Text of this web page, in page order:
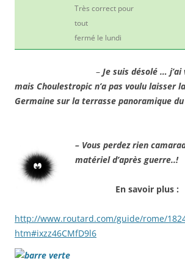
Très correct pour
tout
fermé le lundi
– Je suis désolé …
mais Choulestropic n’a pas voulu laisser
Germaine sur la terrasse panoramique
– Vous perdez rien
matériel d’après guerre..!
En savoir plus :
http://www.routard.com/guide/rome/
htm#ixzz46CMfD9l6